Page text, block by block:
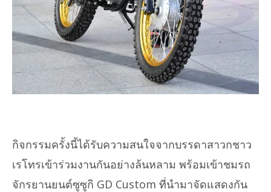
กิจกรรมครั้งนี้ได้รับความสนใจจากบรรดาสาวกชาว
เรโทรเข้าร่วมงานกันอย่างล้นหลาม พร้อมเข้าชมรถ
จักรยานยนต์ซูซูกิ GD Custom ที่นำมาจัดแสดงกัน